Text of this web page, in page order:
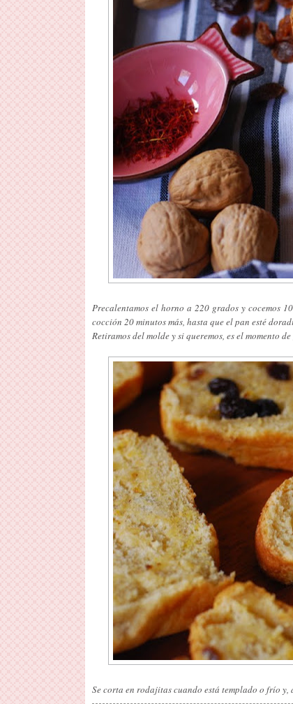
Precalentamos el horno a 220 grados y cocemos
cocción 20 minutos más, hasta que el pan esté
Retiramos del molde y si queremos, es el momento de
Se corta en rodajitas cuando está templado o frío y,